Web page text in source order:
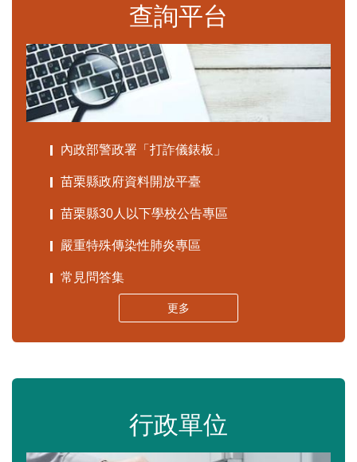
查詢平台
內政部警政署「打詐儀錶板」
苗栗縣政府資料開放平臺
苗栗縣30人以下學校公告專區
嚴重特殊傳染性肺炎專區
常見問答集
更多
行政單位